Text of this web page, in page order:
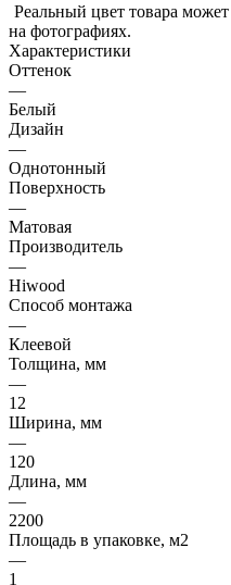
Реальный цвет товара может
на фотографиях.
Характеристики
Оттенок
—
Белый
Дизайн
—
Однотонный
Поверхность
—
Матовая
Производитель
—
Hiwood
Способ монтажа
—
Клеевой
Толщина, мм
—
12
Ширина, мм
—
120
Длина, мм
—
2200
Площадь в упаковке, м2
—
1